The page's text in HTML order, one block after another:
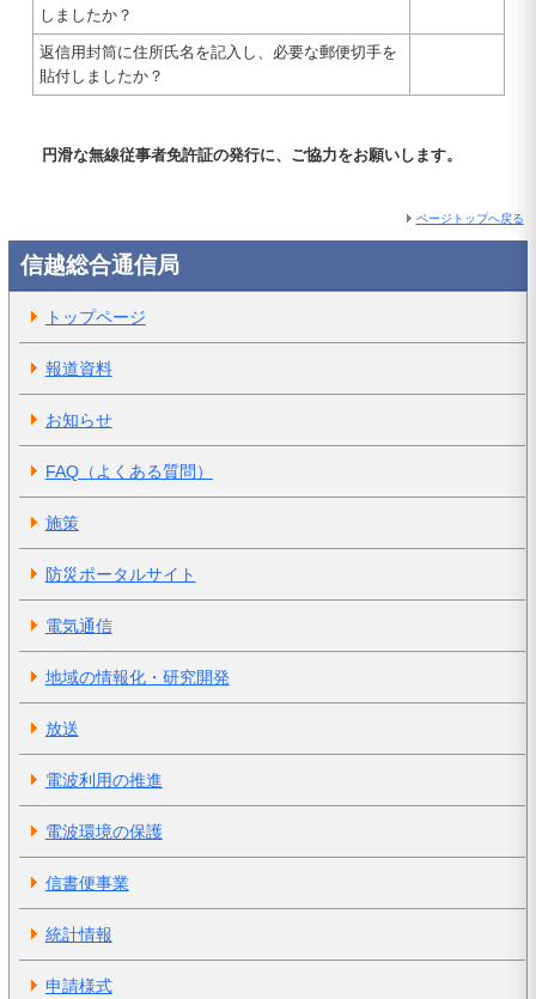
しましたか？
返信用封筒に住所氏名を記入し、必要な郵便切手を
貼付しましたか？
円滑な無線従事者免許証の発行に、ご協力をお願いします。
ページトップへ戻る
信越総合通信局
トップページ
報道資料
お知らせ
FAQ（よくある質問）
施策
防災ポータルサイト
電気通信
地域の情報化・研究開発
放送
電波利用の推進
電波環境の保護
信書便事業
統計情報
申請様式